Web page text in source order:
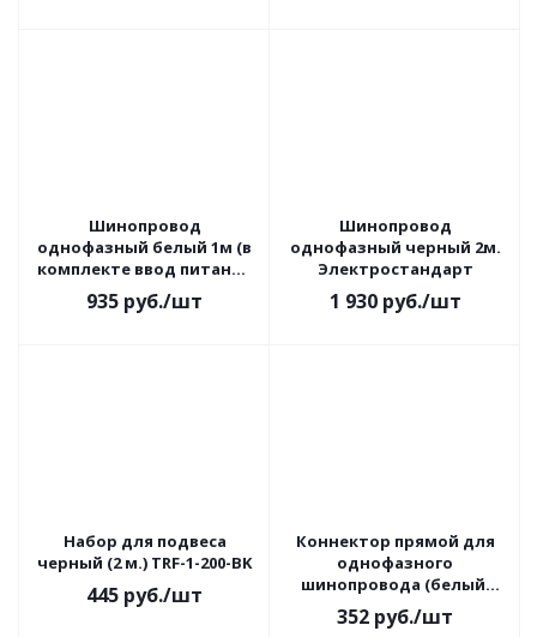
Шинопровод
однофазный белый 1м (в
комплекте ввод питания
и заглушка)
935 руб./шт
Шинопровод
однофазный черный 2м.
Электростандарт
1 930руб./шт
Набор для подвеса
черный (2 м.) TRF-1-200-BK
445 руб./шт
Коннектор прямой для
однофазного
шинопровода (белый)
TRC-1-1-I-WH
352 руб./шт